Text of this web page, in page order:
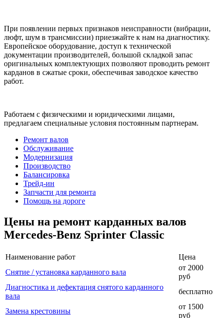
При появлении первых признаков неисправности (вибрации,
люфт, шум в трансмиссии) приезжайте к нам на диагностику.
Европейское оборудование, доступ к технической
документации производителей, большой складкой запас
оригинальных комплектующих позволяют проводить ремонт
карданов в сжатые сроки, обеспечивая заводское качество
работ.
Работаем с физическими и юридическими лицами,
предлагаем специальные условия постоянным партнерам.
Ремонт валов
Обслуживание
Модернизация
Производство
Балансировка
Трейд-ин
Запчасти для ремонта
Помощь на дороге
Цены на ремонт карданных валов
Mercedes-Benz Sprinter Classic
Наименование работ
Цена
Снятие / установка карданного вала
от 2000
руб
Диагностика и дефектация снятого карданного
вала
бесплатно
Замена крестовины
от 1500
руб